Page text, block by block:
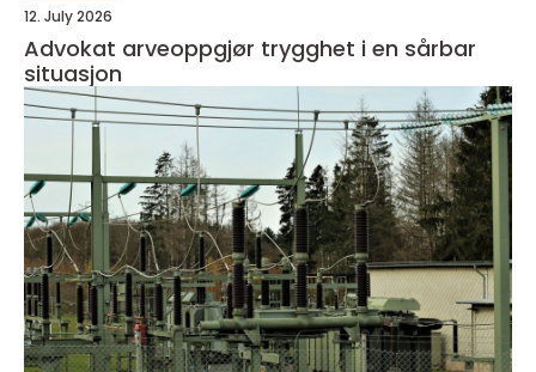
12. July 2026
Advokat arveoppgjør trygghet i en sårbar
situasjon